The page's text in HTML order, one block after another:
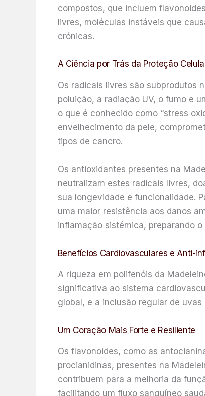
compostos, que incluem
livres, moléculas instáveis que
crónicas.
A Ciência por Trás da Proteção
Os radicais livres são subprodutos
poluição, a radiação UV, o fumo e
o que é conhecido como “stress
envelhecimento da pele,
tipos de cancro.
Os antioxidantes presentes na
neutralizam estes radicais livres,
sua longevidade e funcionalidade.
uma maior resistência aos danos
inflamação sistémica, preparando
Benefícios Cardiovasculares e Anti-
A riqueza em polifenóis da
significativa ao sistema
global, e a inclusão regular de
Um Coração Mais Forte e Resiliente
Os flavonoides, como as
procianidinas, presentes na
contribuem para a melhoria da
facilitando um fluxo sanguíneo